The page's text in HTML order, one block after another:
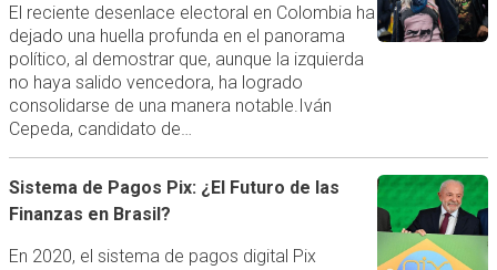
El reciente desenlace electoral en Colombia ha
dejado una huella profunda en el panorama
político, al demostrar que, aunque la izquierda
no haya salido vencedora, ha logrado
consolidarse de una manera notable.Iván
Cepeda, candidato de…
Sistema de Pagos Pix: ¿El Futuro de las
Finanzas en Brasil?
En 2020, el sistema de pagos digital Pix